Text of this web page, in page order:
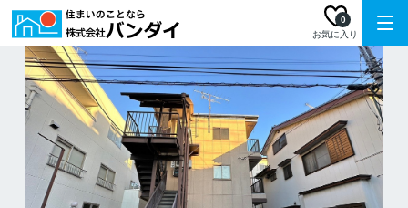
お気に入り
0